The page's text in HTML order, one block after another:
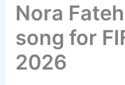
Nora
song for
2026